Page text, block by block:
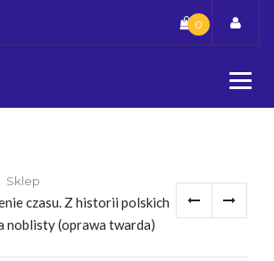
0
Sklep
czasu. Z historii polskich
noblisty (oprawa twarda)